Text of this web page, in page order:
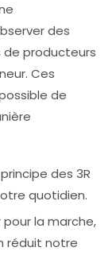
des
producteurs
Ces
de
des 3R
quotidien.
pour la marche,
réduit notre